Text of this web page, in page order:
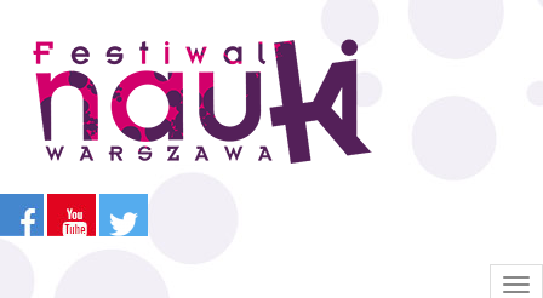
treści